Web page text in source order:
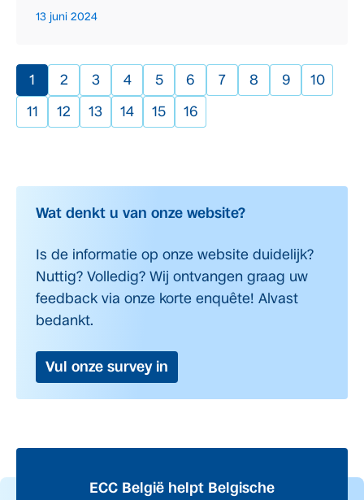
13 juni 2024
1 2 3 4 5 6 7 8 9
10
11
12 13 14 15 16
Wat denkt u van onze website?
Is de informatie op onze website duidelijk?
Nuttig? Volledig? Wij ontvangen graag uw
feedback via onze korte enquête! Alvast
bedankt.
Vul onze survey in
ECC België helpt Belgische